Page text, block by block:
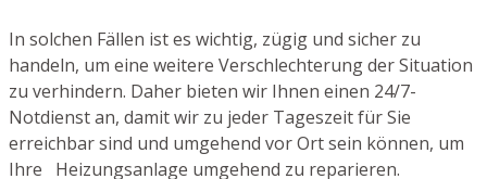
In solchen Fällen ist es wichtig, zügig und sicher zu
handeln, um eine weitere Verschlechterung der Situation
zu verhindern. Daher bieten wir Ihnen einen 24/7-
Notdienst an, damit wir zu jeder Tageszeit für Sie
erreichbar sind und umgehend vor Ort sein können, um
Ihre Heizungsanlage umgehend zu reparieren.